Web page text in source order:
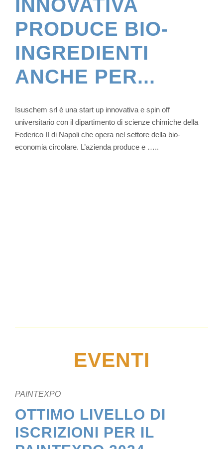
INNOVATIVA
PRODUCE BIO-
INGREDIENTI
ANCHE PER...
Isuschem srl è una start up innovativa e spin off
universitario con il dipartimento di scienze chimiche della
Federico II di Napoli che opera nel settore della bio-
economia circolare. L’azienda produce e …..
EVENTI
PAINTEXPO
OTTIMO LIVELLO DI
ISCRIZIONI PER IL